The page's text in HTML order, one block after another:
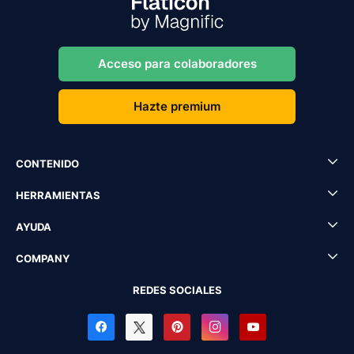
Acceso para colaboradores
Hazte premium
CONTENIDO
HERRAMIENTAS
AYUDA
COMPANY
REDES SOCIALES